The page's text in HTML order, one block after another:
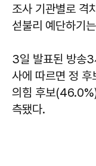
조사 기관별로 격
섣불리 예단하기
3일 발표된 방송
사에 따르면 정
의힘 후보
측됐다.